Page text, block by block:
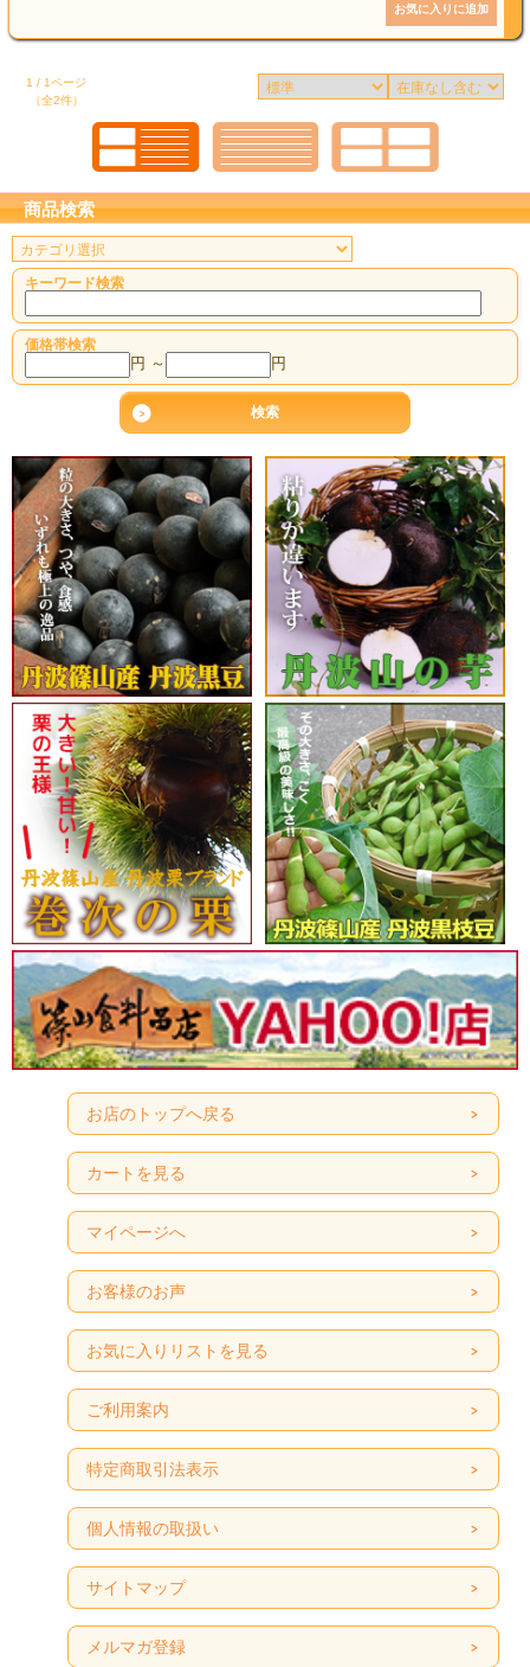
1 / 1ページ
（全2件）
商品検索
キーワード検索
価格帯検索
円 ～ 円
お店のトップへ戻る
カートを見る
マイページへ
お客様のお声
お気に入りリストを見る
ご利用案内
特定商取引法表示
個人情報の取扱い
サイトマップ
メルマガ登録